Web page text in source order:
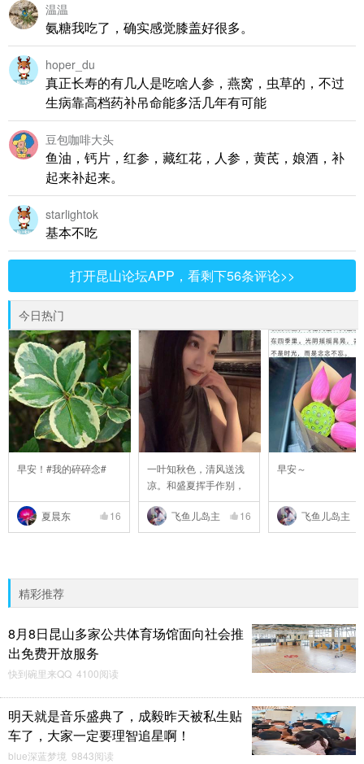
温温
氨糖我吃了，确实感觉膝盖好很多。
hoper_du
真正长寿的有几人是吃啥人参，燕窝，虫草的，不过
生病靠高档药补吊命能多活几年有可能
豆包咖啡大头
鱼油，钙片，红参，藏红花，人参，黄芪，娘酒，补
起来补起来。
starlightok
基本不吃
打开昆山论坛APP，看剩下56条评论>>
今日热门
早安！#我的碎碎念#
夏晨东 16
一叶知秋色，清风送浅
凉。和盛夏挥手作别，
..
飞鱼儿岛主
16
早安～
飞鱼儿岛主
精彩推荐
8月8日昆山多家公共体育场馆面向社会推
出免费开放服务
快到碗里来QQ 4100阅读
明天就是音乐盛典了，成毅昨天被私生贴
车了，大家一定要理智追星啊！
blue深蓝梦境 9843阅读